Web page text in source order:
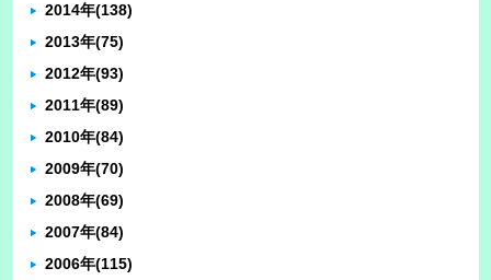
2014年(138)
2013年(75)
2012年(93)
2011年(89)
2010年(84)
2009年(70)
2008年(69)
2007年(84)
2006年(115)